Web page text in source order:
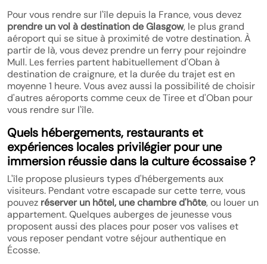
Pour vous rendre sur l'île depuis la France, vous devez
prendre un vol à destination de Glasgow, le plus grand
aéroport qui se situe à proximité de votre destination. À
partir de là, vous devez prendre un ferry pour rejoindre
Mull. Les ferries partent habituellement d'Oban à
destination de craignure, et la durée du trajet est en
moyenne 1 heure. Vous avez aussi la possibilité de choisir
d'autres aéroports comme ceux de Tiree et d'Oban pour
vous rendre sur l'île.
Quels hébergements, restaurants et
expériences locales privilégier pour une
immersion réussie dans la culture écossaise ?
L'île propose plusieurs types d'hébergements aux
visiteurs. Pendant votre escapade sur cette terre, vous
pouvez réserver un hôtel, une chambre d'hôte, ou louer un
appartement. Quelques auberges de jeunesse vous
proposent aussi des places pour poser vos valises et
vous reposer pendant votre séjour authentique en
Écosse.